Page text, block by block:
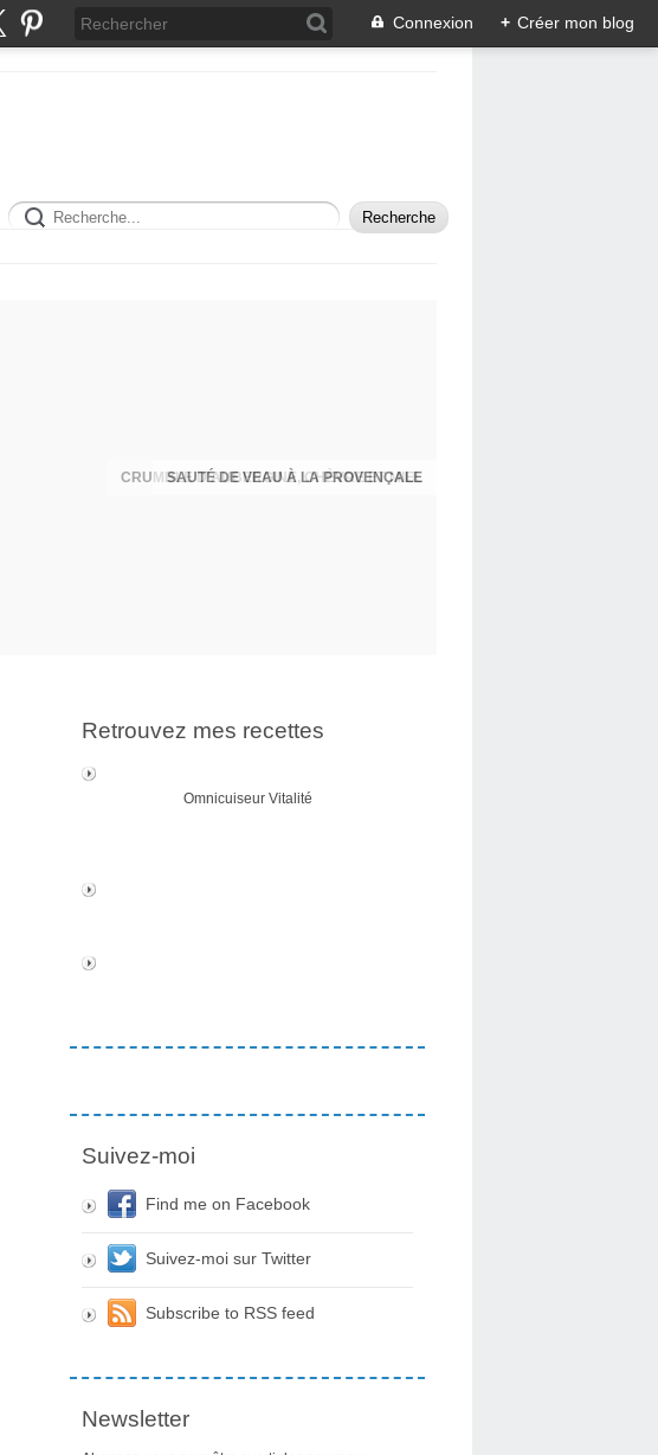
Connexion + Créer mon blog
SAUTÉ DE VEAU À LA PROVENÇALE
Retrouvez mes recettes
Omnicuiseur Vitalité
Suivez-moi
Find me on Facebook
Suivez-moi sur Twitter
Subscribe to RSS feed
Newsletter